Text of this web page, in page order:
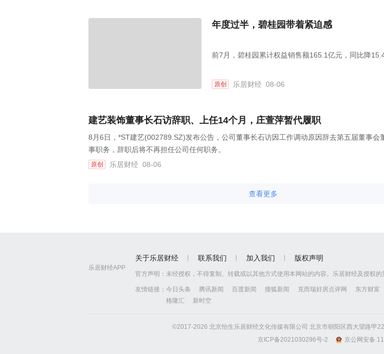
年度过半，碧桂园带着紧迫感
前7月，碧桂园累计权益销售额165.1亿元，同比降
原创 乐居财经 08-06
建艺装饰董事长石访辞职、上任14个月，庄萱萍暂代履职
8月6日，*ST建艺(002789.SZ)发布公告，公司董事长石访因工作调动原因辞去第五届董事会
事职务，辞职后将不再担任公司任何职务。
原创 乐居财经 08-06
查看更多
乐居财经APP
关于乐居财经 联系我们 加入我们 版权声明
官方声明： 未经授权，不得复制、转载或以其他方式使用本网站的内容。乐居财经及授权
友情链接： 今日头条 腾讯新闻 百度新闻 搜狐新闻 克而瑞好房点评网 东方财富
格隆汇
新时空
©2017-2026 北京怡生乐居财经文化传媒有限公司 北京市朝阳区西大望路甲
京ICP备2021030296号-2
京公网安备